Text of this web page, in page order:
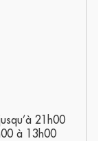
21h00
à 13h00